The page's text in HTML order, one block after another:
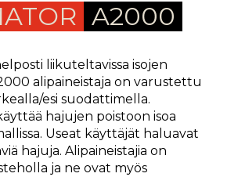
A2000
liikuteltavissa isojen
alipaineistaja on varustettu
esi suodattimella.
hajujen poistoon isoa
Useat käyttäjät haluavat
hajuja. Alipaineistajia on
ja ne ovat myös